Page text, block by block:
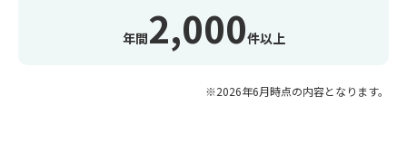
年間2,000件以上
※2026年6月時点の内容となります。